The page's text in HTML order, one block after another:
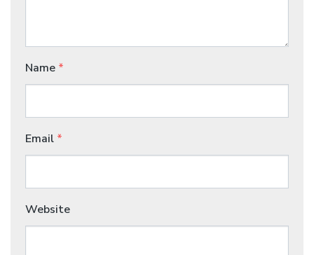
Name *
Email *
Website